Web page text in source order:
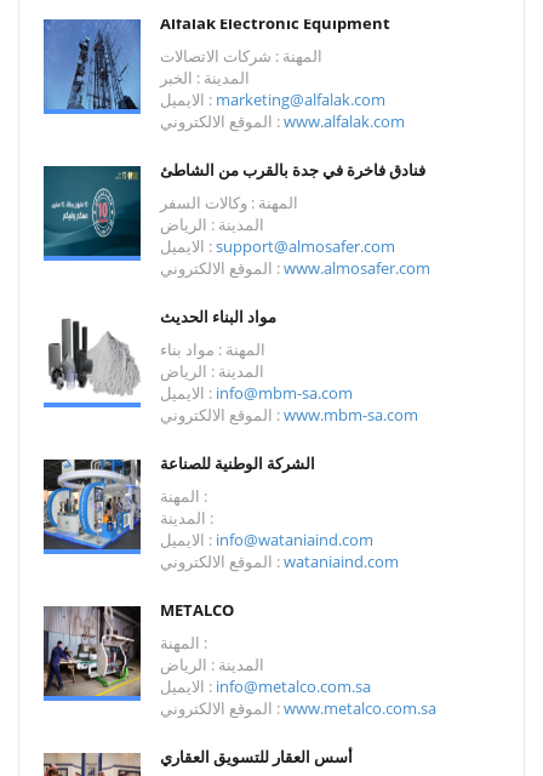
Alfalak Electronic Equipment
المهنة : شركات الاتصالات
المدينة : الخبر
الايميل : marketing@alfalak.com
الموقع الالكتروني :www.alfalak.com
فنادق فاخرة في جدة بالقرب من الشاطئ
المهنة : وكالات السفر
المدينة : الرياض
الايميل :support@almosafer.com
الموقع الالكتروني :www.almosafer.com
مواد البناء الحديث
المهنة : مواد بناء
المدينة : الرياض
الايميل : info@mbm-sa.com
الموقع الالكتروني :www.mbm-sa.com
الشركة الوطنية للصناعة
المهنة :
المدينة :
الايميل : info@wataniaind.com
الموقع الالكتروني :wataniaind.com
METALCO
المهنة :
المدينة : الرياض
الايميل : info@metalco.com.sa
الموقع الالكتروني :www.metalco.com.sa
أسس العقار للتسويق العقاري